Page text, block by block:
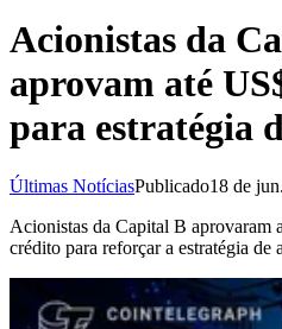
Acionistas da
aprovam até
para estratégia
Últimas NotíciasPublicado18 de
Acionistas da Capital B aprovaram
crédito para reforçar a estratégia de